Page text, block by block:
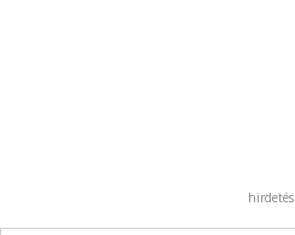
hirdetés